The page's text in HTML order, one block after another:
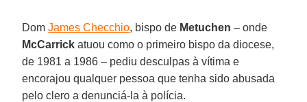
Dom James Checchio, bispo de Metuchen – onde
McCarrick atuou como o primeiro bispo da diocese,
de 1981 a 1986 – pediu desculpas à vítima e
encorajou qualquer pessoa que tenha sido abusada
pelo clero a denunciá-la à polícia.